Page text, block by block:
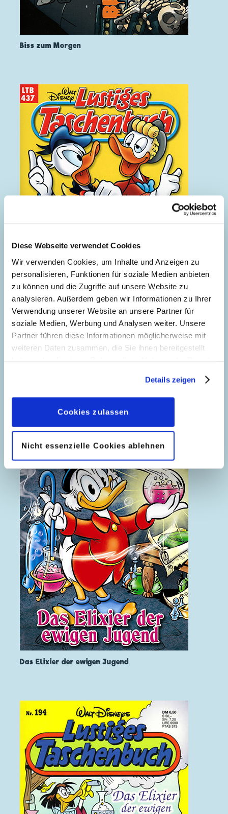
Diese Webseite verwendet Cookies
Wir verwenden Cookies, um Inhalte und Anzeigen zu
personalisieren, Funktionen für soziale Medien anbieten
zu können und die Zugriffe auf unsere Website zu
analysieren. Außerdem geben wir Informationen zu Ihrer
Verwendung unserer Website an unsere Partner für
soziale Medien, Werbung und Analysen weiter. Unsere
Partner führen diese Informationen möglicherweise mit
weiteren Daten zusammen, die Sie ihnen bereitgestellt
geben, können Sie diese jederzeit in der
Datenschutzerklärungwieder widerrufen.
Details zeigen
Cookies zulassen
Nicht essenzielle Cookies ablehnen
Biss zum Morgen
Das Elixier der ewigen Jugend